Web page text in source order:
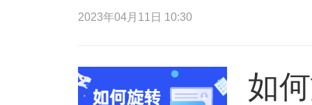
2023年04月11日 10:30
如